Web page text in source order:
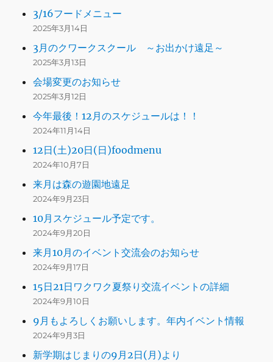
3/16フードメニュー
2025年3月14日
3月のクワークスクール ～お出かけ遠足～
2025年3月13日
会場変更のお知らせ
2025年3月12日
今年最後！12月のスケジュールは！！
2024年11月14日
12日(土)20日(日)foodmenu
2024年10月7日
来月は森の遊園地遠足
2024年9月23日
10月スケジュール予定です。
2024年9月20日
来月10月のイベント交流会のお知らせ
2024年9月17日
15日21日ワクワク夏祭り交流イベントの詳細
2024年9月10日
9月もよろしくお願いします。年内イベント情報
2024年9月3日
新学期はじまりの9月2日(月)より